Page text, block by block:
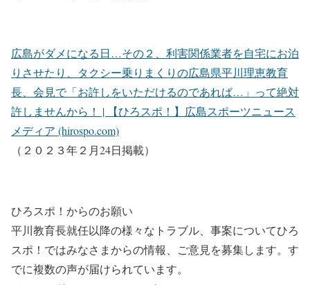
広島がダメになる日…その２、利害関係業者を自宅にお泊
りさせたり、タクシー乗りまくりの広島県平川理恵教育
長、会見で「お許しをいただけるのであれば…」って絶対
許しませんから！ | 【ひろスポ！】広島スポーツニュース
メディア (hirospo.com)
（２０２３年２月24日掲載）
ひろスポ！からのお願い
平川教育長就任以降の様々なトラブル、事案についてひろ
スポ！ではみなさまからの情報、ご意見を募集します。す
でに複数の声が届けられています。